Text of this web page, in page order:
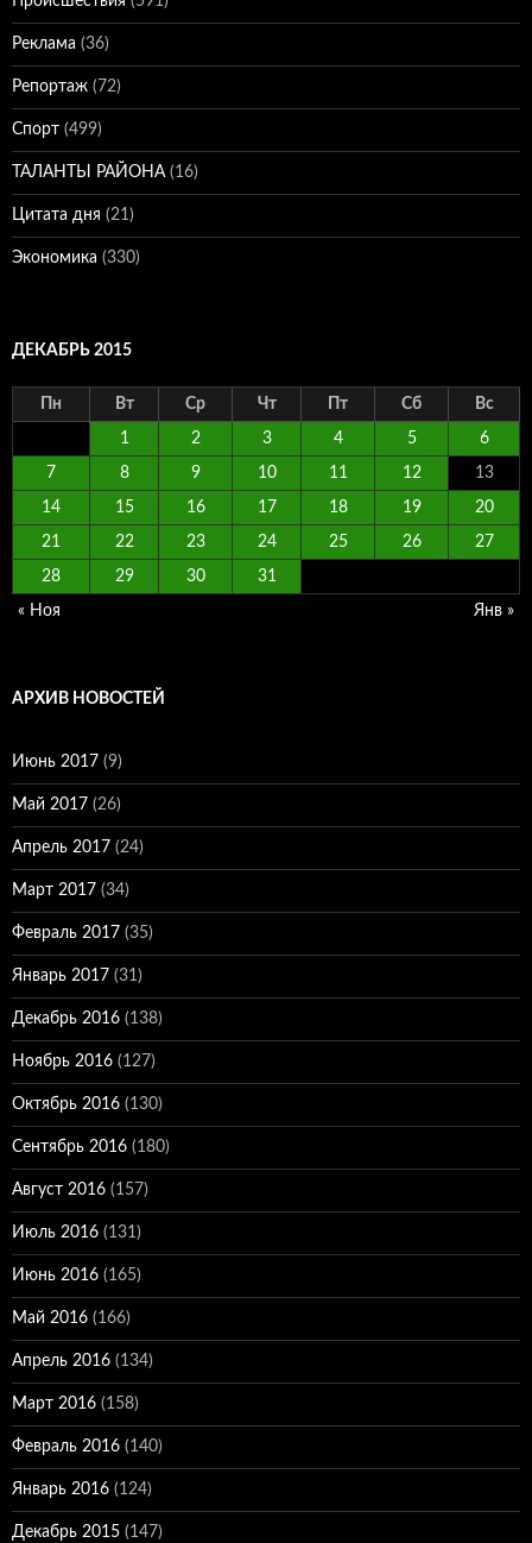
Реклама (36)
Репортаж (72)
Спорт (499)
ТАЛАНТЫ РАЙОНА(16)
Цитата дня (21)
Экономика (330)
ДЕКАБРЬ 2015
Пн Вт Ср Чт Пт Сб Вс
1 2 3 4 5 6
7 8 9 10 11 12 13
14 15 16 17 18 19 20
21 22 23 24 25 26 27
28 29 30 31
« Ноя Янв »
АРХИВ НОВОСТЕЙ
Июнь 2017 (9)
Май 2017 (26)
Апрель 2017 (24)
Март 2017 (34)
Февраль 2017 (35)
Январь 2017 (31)
Декабрь 2016 (138)
Ноябрь 2016 (127)
Октябрь 2016 (130)
Сентябрь 2016 (180)
Август 2016 (157)
Июль 2016 (131)
Июнь 2016 (165)
Май 2016 (166)
Апрель 2016 (134)
Март 2016 (158)
Февраль 2016 (140)
Январь 2016 (124)
Декабрь 2015 (147)